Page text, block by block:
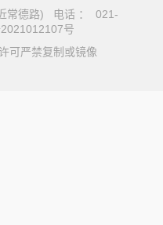
常德路) 电话 ： 021-
号
可严禁复制或镜像